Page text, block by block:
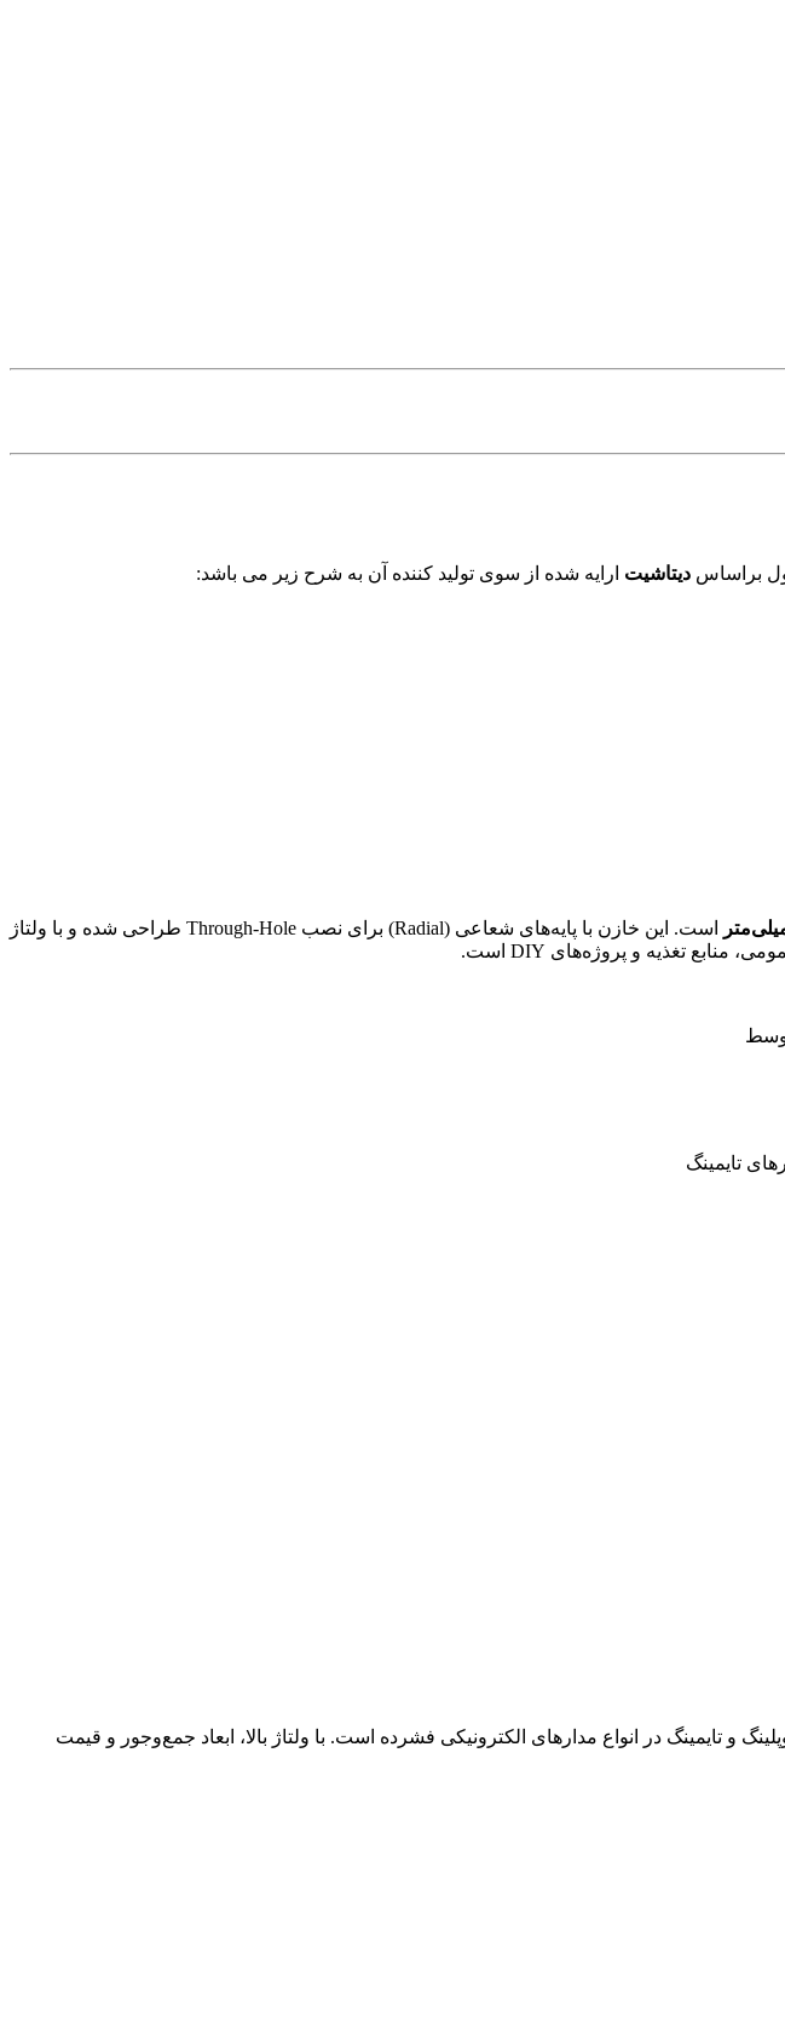
دیتاشیت ارایه شده از سوی تولید کننده آن به شرح زیر می باشد:
است. این خازن با پایه‌های شعاعی (Radial) برای نصب Through-Hole طراحی شده و با ولتاژ
تایمینگ
و تایمینگ در انواع مدارهای الکترونیکی فشرده است. با ولتاژ بالا، ابعاد جمع‌وجور و قیمت